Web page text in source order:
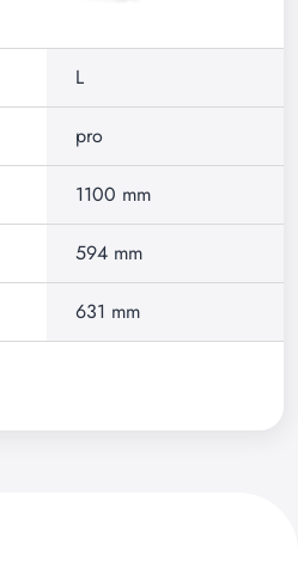
L
pro
1100 mm
594 mm
631 mm